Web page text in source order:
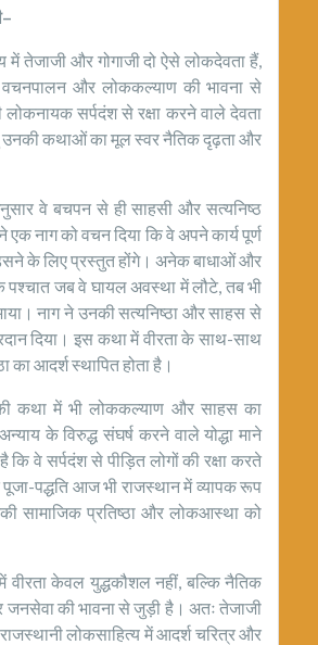
–
में तेजाजी और गोगाजी दो ऐसे लोकदेवता हैं,
वचनपालन और लोककल्याण की भावना से
सर्पदंश से रक्षा करने वाले देवता
कथाओं का मूल स्वर नैतिक दृढ़ता और
वे बचपन से ही साहसी और सत्यनिष्ठ
नाग को वचन दिया कि वे अपने कार्य पूर्ण
के लिए प्रस्तुत होंगे। अनेक बाधाओं और
पश्चात जब वे घायल अवस्था में लौटे, तब भी
नाग ने उनकी सत्यनिष्ठा और साहस से
दिया। इस कथा में वीरता के साथ-साथ
का आदर्श स्थापित होता है।
की कथा में भी लोककल्याण और साहस का
के विरुद्ध संघर्ष करने वाले योद्धा माने
वे सर्पदंश से पीड़ित लोगों की रक्षा करते
पद्धति आज भी राजस्थान में व्यापक रूप
सामाजिक प्रतिष्ठा और लोकआस्था को
वीरता केवल युद्धकौशल नहीं, बल्कि नैतिक
की भावना से जुड़ी है। अतः तेजाजी
लोकसाहित्य में आदर्श चरित्र और